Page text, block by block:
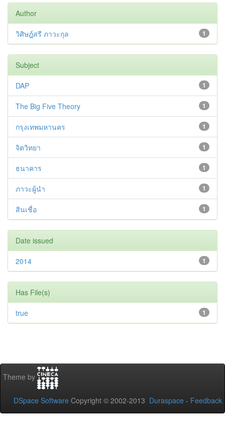
Author
1
วิศิษฎ์สรี ภาวะกุล
Subject
1
DAP
1
The Big Five Theory
1
กรุงเทพมหานคร
1
จิตวิทยา
1
ธนาคาร
1
ภาวะผู้นำ
1
สินเชื่อ
Date issued
1
2014
Has File(s)
1
true
Theme by
DSpace Software Copyright © 2002-2013 Duraspace - Feedback